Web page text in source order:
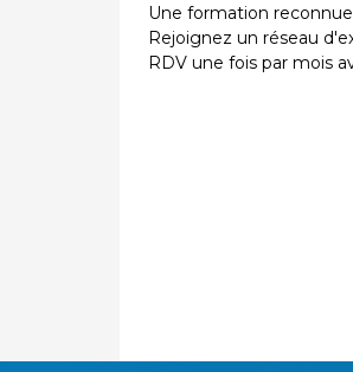
Une formation
Rejoignez un réseau
RDV une fois par mois